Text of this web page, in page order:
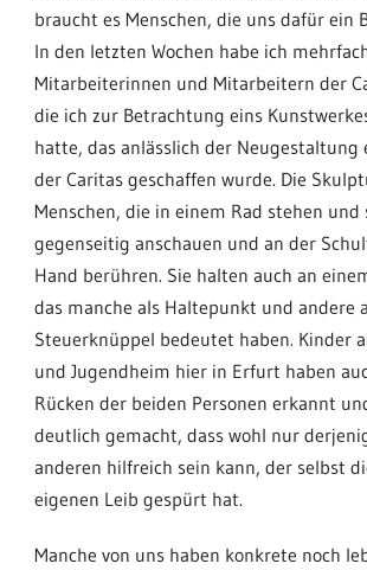
braucht es Menschen, die uns dafür ein
In den letzten Wochen habe ich
Mitarbeiterinnen und Mitarbeitern der
die ich zur Betrachtung eins
hatte, das anlässlich der Neugestaltung
der Caritas geschaffen wurde. Die
Menschen, die in einem Rad stehen und
gegenseitig anschauen und an der
Hand berühren. Sie halten auch an
das manche als Haltepunkt und andere
Steuerknüppel bedeutet haben. Kinder
und Jugendheim hier in Erfurt haben
Rücken der beiden Personen erkannt
deutlich gemacht, dass wohl nur
anderen hilfreich sein kann, der selbst
eigenen Leib gespürt hat.
Manche von uns haben konkrete noch